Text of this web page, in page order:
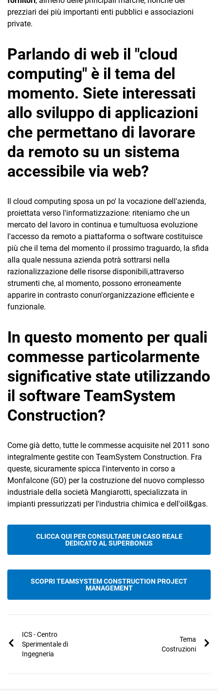
prezziari dei più importanti enti pubblici e associazioni
private.
Parlando di web il "cloud
computing" è il tema del
momento. Siete interessati
allo sviluppo di applicazioni
che permettano di lavorare
da remoto su un sistema
accessibile via web?
Il cloud computing sposa un po' la vocazione dell'azienda,
proiettata verso l'informatizzazione: riteniamo che un
mercato del lavoro in continua e tumultuosa evoluzione
l'accesso da remoto a piattaforma o software costituisce
più che il tema del momento il prossimo traguardo, la sfida
alla quale nessuna azienda potrà sottrarsi nella
razionalizzazione delle risorse disponibili,attraverso
strumenti che, al momento, possono erroneamente
apparire in contrasto conun'organizzazione efficiente e
funzionale.
In questo momento per quali
commesse particolarmente
significative state utilizzando
il software TeamSystem
Construction?
Come già detto, tutte le commesse acquisite nel 2011 sono
integralmente gestite con TeamSystem Construction. Fra
queste, sicuramente spicca l'intervento in corso a
Monfalcone (GO) per la costruzione del nuovo complesso
industriale della società Mangiarotti, specializzata in
impianti pressurizzati per l'industria chimica e dell'oil&gas.
CLICCA QUI PER CONSULTARE UN CASO REALE
DEDICATO AL SUPERBONUS
SCOPRI TEAMSYSTEM CONSTRUCTION PROJECT
MANAGEMENT
ICS - Centro
Sperimentale di
Ingegneria
Tema
Costruzioni